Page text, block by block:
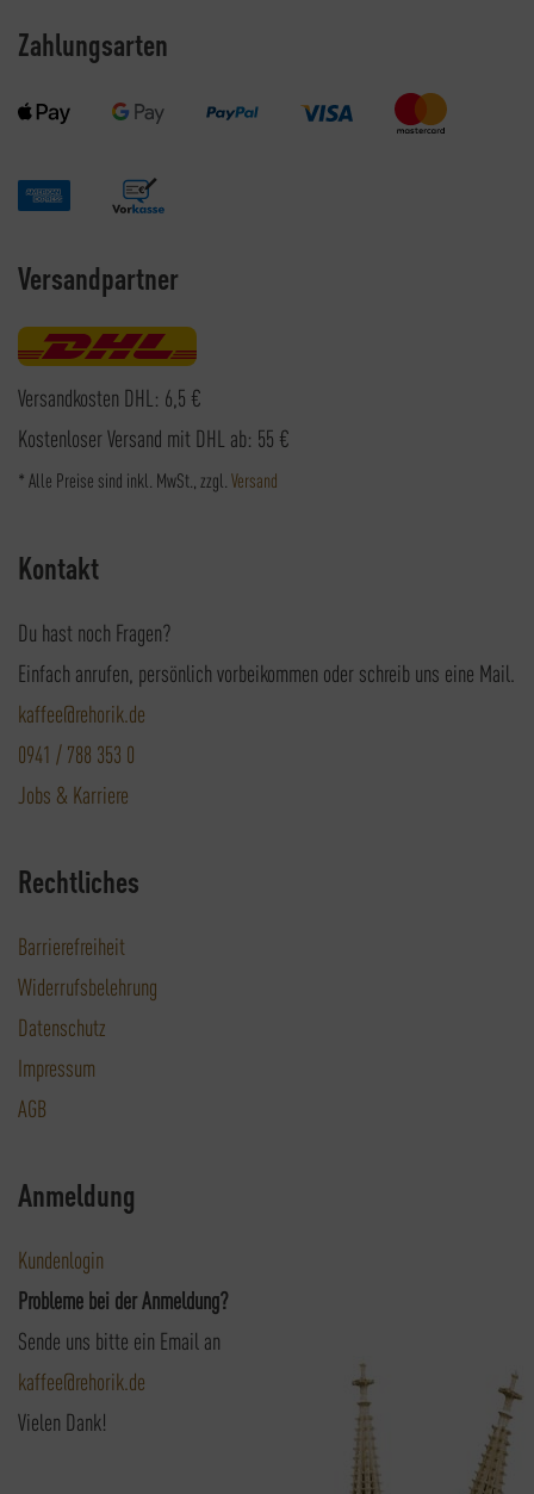
Zahlungsarten
Versandpartner
Versandkosten DHL: 6,5 €
Kostenloser Versand mit DHL ab: 55 €
* Alle Preise sind inkl. MwSt., zzgl. Versand
Kontakt
Du hast noch Fragen?
Einfach anrufen, persönlich vorbeikommen oder schreib uns eine Mail.
kaffee@rehorik.de
0941 / 788 353 0
Jobs & Karriere
Rechtliches
Barrierefreiheit
Widerrufsbelehrung
Datenschutz
Impressum
AGB
Anmeldung
Kundenlogin
Probleme bei der Anmeldung?
Sende uns bitte ein Email an
kaffee@rehorik.de
Vielen Dank!